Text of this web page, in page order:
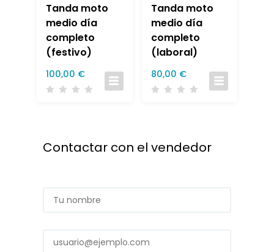
Tanda moto
medio día
completo
(festivo)
100,00 €
Tanda moto
medio día
completo
(laboral)
80,00 €
Contactar con el vendedor